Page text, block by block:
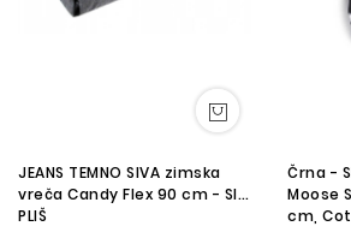
JEANS TEMNO SIVA zimska
vreča Candy Flex 90 cm - SIV
PLIŠ
Črna -
Moose
cm,